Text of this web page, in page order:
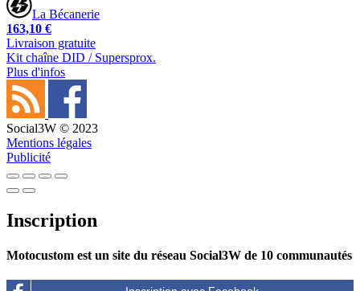
La Bécanerie
163,10 €
Livraison gratuite
Kit chaîne DID / Supersprox.
Plus d'infos
Social3W © 2023
Mentions légales
Publicité
Inscription
Motocustom est un site du réseau Social3W de 10 communautés